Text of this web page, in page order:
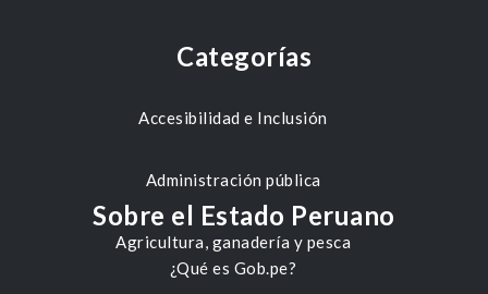
Categorías
Accesibilidad e Inclusión
Administración pública
Agricultura, ganadería y pesca
Sobre el Estado Peruano
¿Qué es Gob.pe?